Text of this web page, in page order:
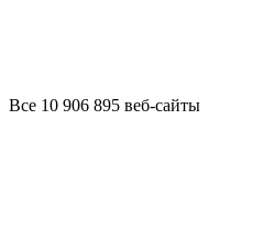
Все 10 906 895 веб-сайты